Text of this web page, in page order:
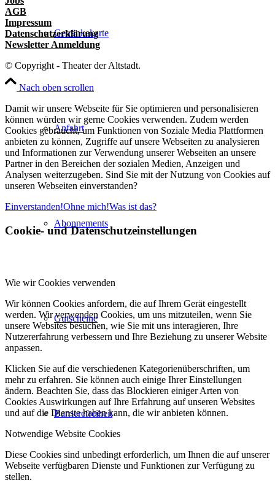
Getränkekarte
Anfahrt
Abonnements
Gutscheine
Barrierefreiheit
AGB
Impressum
Datenschutzerklärung
Newsletter Anmeldung
© Copyright - Theater der Altstadt.
Nach oben scrollen
Damit wir unsere Webseite für Sie optimieren und personalisieren
können würden wir gerne Cookies verwenden. Zudem werden
Cookies gebraucht, um Funktionen von Soziale Media Plattformen
anbieten zu können, Zugriffe auf unsere Webseiten zu analysieren
und Informationen zur Verwendung unserer Webseiten an unsere
Partner in den Bereichen der sozialen Medien, Anzeigen und
Analysen weiterzugeben. Sind Sie mit der Nutzung von Cookies auf
unseren Webseiten einverstanden?
Einverstanden!Ohne mich!Was ist das?
Cookie- und Datenschutzeinstellungen
Wie wir Cookies verwenden
Wir können Cookies anfordern, die auf Ihrem Gerät eingestellt
werden. Wir verwenden Cookies, um uns mitzuteilen, wenn Sie
unsere Websites besuchen, wie Sie mit uns interagieren, Ihre
Nutzererfahrung verbessern und Ihre Beziehung zu unserer Website
anpassen.
Klicken Sie auf die verschiedenen Kategorienüberschriften, um
mehr zu erfahren. Sie können auch einige Ihrer Einstellungen
ändern. Beachten Sie, dass das Blockieren einiger Arten von
Cookies Auswirkungen auf Ihre Erfahrung auf unseren Websites
und auf die Dienste haben kann, die wir anbieten können.
Notwendige Website Cookies
Diese Cookies sind unbedingt erforderlich, um Ihnen die auf unserer
Webseite verfügbaren Dienste und Funktionen zur Verfügung zu
stellen.